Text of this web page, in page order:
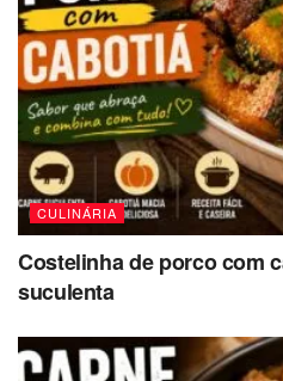
CULINÁRIA
Costelinha de porco com
suculenta